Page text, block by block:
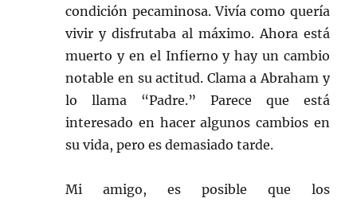
condición pecaminosa. Vivía como quería
vivir y disfrutaba al máximo. Ahora está
muerto y en el Infierno y hay un cambio
notable en su actitud. Clama a Abraham y
lo llama “Padre.” Parece que está
interesado en hacer algunos cambios en
su vida, pero es demasiado tarde.
Mi amigo, es posible que los